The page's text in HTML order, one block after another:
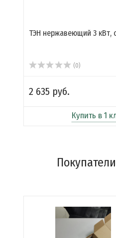
ТЭН нержавеющий 3 кВт,
(0)
2 635 руб.
Купить в 1